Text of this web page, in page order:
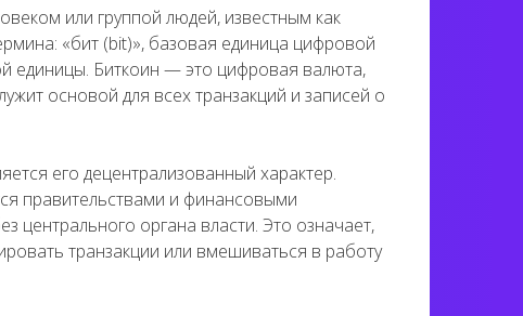
или группой людей, известным как
«бит (bit)», базовая единица цифровой
единицы. Биткоин — это цифровая валюта,
основой для всех транзакций и записей о
его децентрализованный характер.
правительствами и финансовыми
центрального органа власти. Это означает,
транзакции или вмешиваться в работу